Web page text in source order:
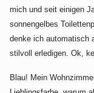
mich und seit einigen
sonnengelbes
denke ich automatisch
stilvoll erledigen. Ok,
Blau! Mein